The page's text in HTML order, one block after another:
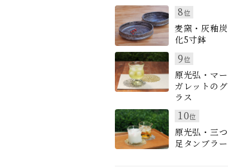
8位
麦窯・灰釉炭
化5寸鉢
9位
原光弘・マー
ガレットのグ
ラス
10位
原光弘・三つ
足タンブラー